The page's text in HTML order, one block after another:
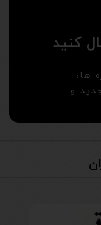
کنید
ها،
و